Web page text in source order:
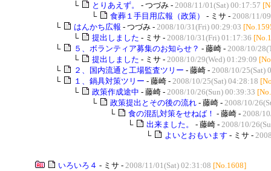
└
とりあえず。 - つづみ - 2008/11/01(Sat) 00:17:57
└
食葬１手目用広報（政策） - ミサ - 2008/11/
└
はんかち広報 - つづみ - 2008/10/31(Fri) 00:29:03
└
提出しました - ミサ - 2008/10/31(Fri) 01:17:36
└
５、ボランティア募集のお知らせ？ - 藤崎 - 2008/10/
└
提出しました - ミサ - 2008/10/29(Wed) 01:29:09
└
２、国内流通と工場監査ツリー - 藤崎 - 2008/10/25(Sat)
└
１、鍋具対策ツリー - 藤崎 - 2008/10/25(Sat) 04:28:18
└
政策作成途中 - 藤崎 - 2008/10/26(Sun) 00:39:33
└
政策提出とその後の流れ - 藤崎 - 2008/10/
└
食の混乱対策をせねば！ - 藤崎 - 2008/
└
出来ました。 - 藤崎 - 2008/10/
└
よいとおもいます - ミサ -
いろいろ４ - ミサ - 2008/11/01(Sat) 02:31:08 [No.1608]